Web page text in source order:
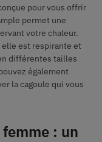
pour vous offrir
permet une
votre chaleur.
elle est respirante et
différentes tailles
également
la cagoule qui vous
: un